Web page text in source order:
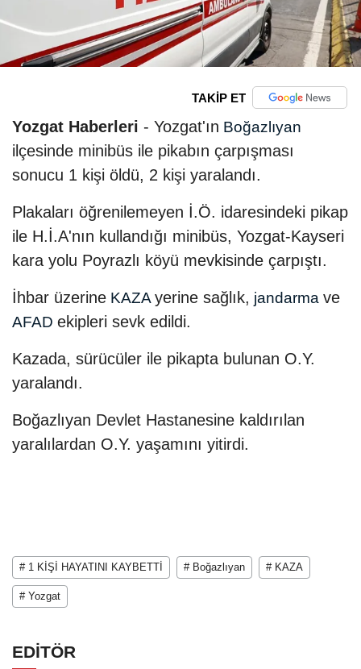
TAKİP ET
Yozgat Haberleri - Yozgat'ın Boğazlıyan
ilçesinde minibüs ile pikabın çarpışması
sonucu 1 kişi öldü, 2 kişi yaralandı.
Plakaları öğrenilemeyen İ.Ö. idaresindeki pikap
ile H.İ.A'nın kullandığı minibüs, Yozgat-Kayseri
kara yolu Poyrazlı köyü mevkisinde çarpıştı.
İhbar üzerine KAZA yerine sağlık, jandarma ve
AFAD ekipleri sevk edildi.
Kazada, sürücüler ile pikapta bulunan O.Y.
yaralandı.
Boğazlıyan Devlet Hastanesine kaldırılan
yaralılardan O.Y. yaşamını yitirdi.
# 1 KİŞİ HAYATINI KAYBETTİ # Boğazlıyan # KAZA
# Yozgat
EDİTÖR